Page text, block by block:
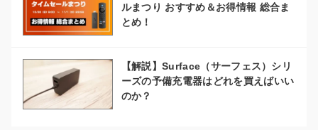
ルまつり おすすめ＆お得情報 総合ま
とめ！
【解説】Surface（サーフェス）シリ
ーズの予備充電器はどれを買えばいい
のか？